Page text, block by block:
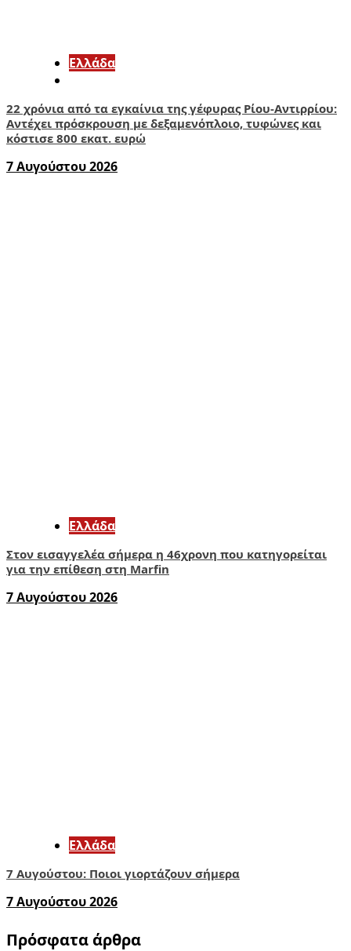
Ελλάδα
22 χρόνια από τα εγκαίνια της γέφυρας Ρίου-Αντιρρίου:
Αντέχει πρόσκρουση με δεξαμενόπλοιο, τυφώνες και
κόστισε 800 εκατ. ευρώ
7 Αυγούστου 2026
Ελλάδα
Στον εισαγγελέα σήμερα η 46χρονη που κατηγορείται
για την επίθεση στη Marfin
7 Αυγούστου 2026
Ελλάδα
7 Αυγούστου: Ποιοι γιορτάζουν σήμερα
7 Αυγούστου 2026
Πρόσφατα άρθρα